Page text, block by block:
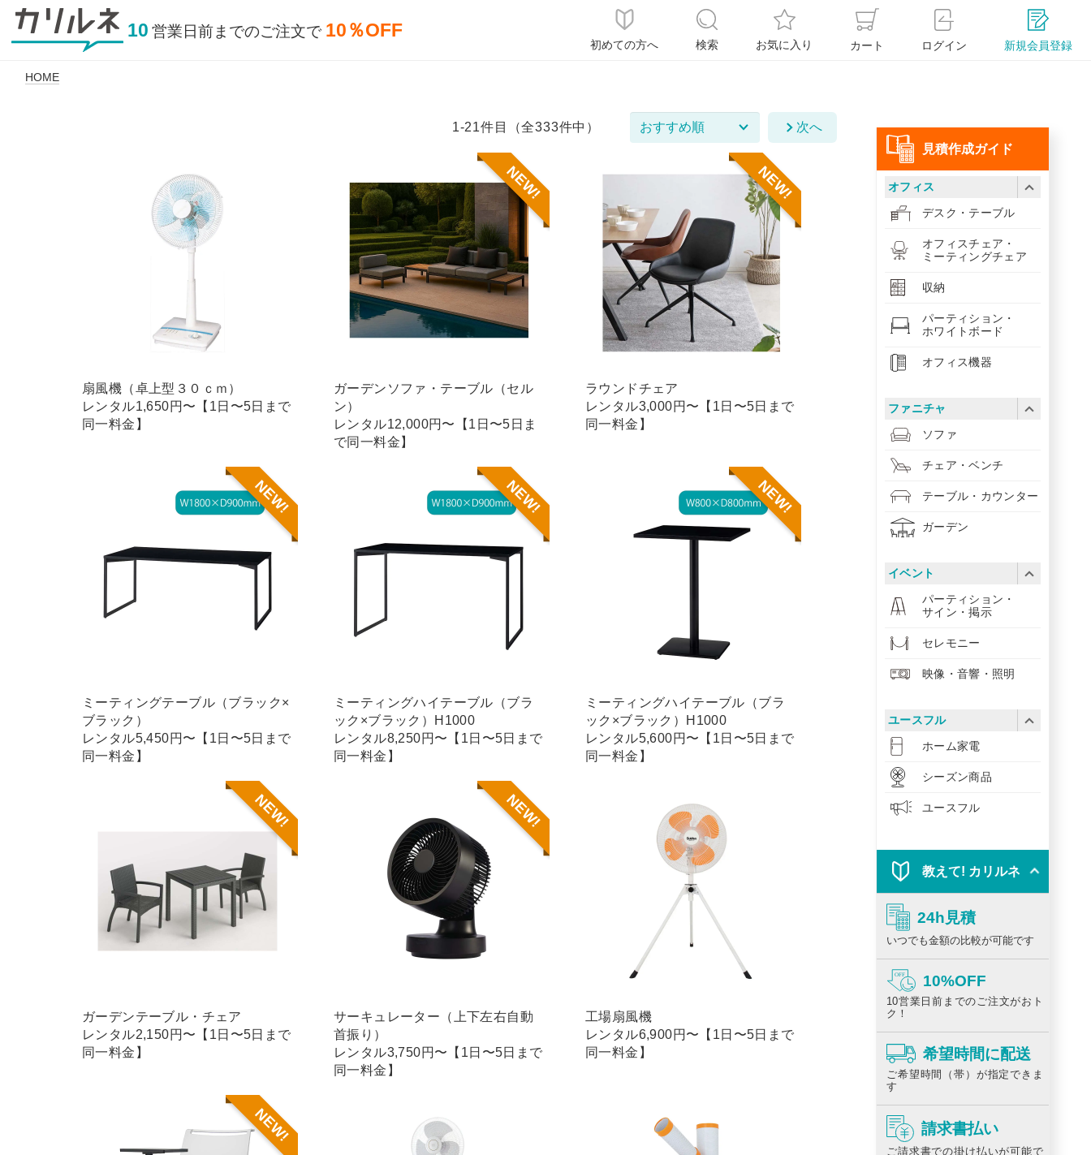
10 営業日前までのご注文で 10％OFF
初めての方へ 検索 お気に入り カート ログイン 新規会員登録
HOME
1-21件目（全333件中） 次へ
扇風機（卓上型３０ｃｍ）
レンタル1,650円〜【1日〜5日まで
同一料金】
ガーデンソファ・テーブル（セル
ン）
レンタル12,000円〜【1日〜5日ま
で同一料金】
NEW!
ラウンドチェア
レンタル3,000円〜【1日〜5日まで
同一料金】
NEW!
ミーティングテーブル（ブラック×
ブラック）
レンタル5,450円〜【1日〜5日まで
同一料金】
NEW!
ミーティングハイテーブル（ブラ
ック×ブラック）H1000
レンタル8,250円〜【1日〜5日まで
同一料金】
NEW!
ミーティングハイテーブル（ブラ
ック×ブラック）H1000
レンタル5,600円〜【1日〜5日まで
同一料金】
NEW!
ガーデンテーブル・チェア
レンタル2,150円〜【1日〜5日まで
同一料金】
NEW!
サーキュレーター（上下左右自動
首振り）
レンタル3,750円〜【1日〜5日まで
同一料金】
NEW!
工場扇風機
レンタル6,900円〜【1日〜5日まで
同一料金】
NEW!
⾒積作成ガイド
オフィス
デスク・テーブル
オフィスチェア・
ミーティングチェア
収納
パーティション・
ホワイトボード
オフィス機器
ファニチャ
ソファ
チェア・ベンチ
テーブル・カウンター
ガーデン
イベント
パーティション・
サイン・掲示
セレモニー
映像・音響・照明
ユースフル
ホーム家電
シーズン商品
ユースフル
教えて! カリルネ
24h見積
いつでも金額の比較が可能です
10%OFF
10営業日前までのご注文がおト
ク！
希望時間に配送
ご希望時間（帯）が指定できま
す
請求書払い
ご請求書での掛け払いが可能で